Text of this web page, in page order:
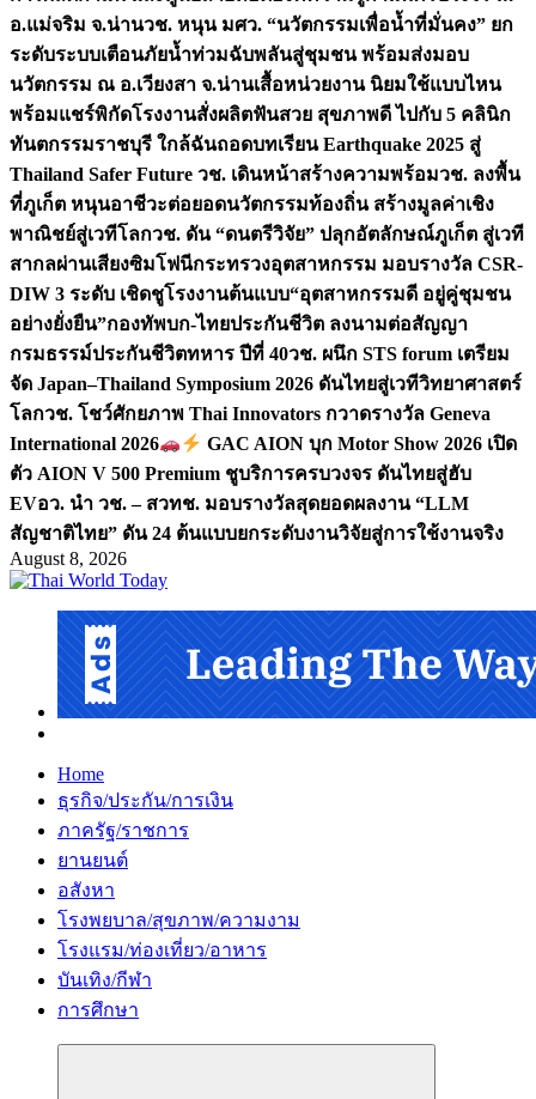
อ.แม่จริม จ.น่านวช. หนุน มศว. “นวัตกรรมเพื่อน้ำที่มั่นคง” ยก
ระดับระบบเตือนภัยน้ำท่วมฉับพลันสู่ชุมชน พร้อมส่งมอบ
นวัตกรรม ณ อ.เวียงสา จ.น่านเสื้อหน่วยงาน นิยมใช้แบบไหน
พร้อมแชร์พิกัดโรงงานสั่งผลิตฟันสวย สุขภาพดี ไปกับ 5 คลินิก
ทันตกรรมราชบุรี ใกล้ฉันถอดบทเรียน Earthquake 2025 สู่
Thailand Safer Future วช. เดินหน้าสร้างความพร้อมวช. ลงพื้น
ที่ภูเก็ต หนุนอาชีวะต่อยอดนวัตกรรมท้องถิ่น สร้างมูลค่าเชิง
พาณิชย์สู่เวทีโลกวช. ดัน “ดนตรีวิจัย” ปลุกอัตลักษณ์ภูเก็ต สู่เวที
สากลผ่านเสียงซิมโฟนีกระทรวงอุตสาหกรรม มอบรางวัล CSR-
DIW 3 ระดับ เชิดชูโรงงานต้นแบบ“อุตสาหกรรมดี อยู่คู่ชุมชน
อย่างยั่งยืน”กองทัพบก-ไทยประกันชีวิต ลงนามต่อสัญญา
กรมธรรม์ประกันชีวิตทหาร ปีที่ 40วช. ผนึก STS forum เตรียม
จัด Japan–Thailand Symposium 2026 ดันไทยสู่เวทีวิทยาศาสตร์
โลกวช. โชว์ศักยภาพ Thai Innovators กวาดรางวัล Geneva
International 2026
GAC AION บุก Motor Show 2026 เปิด
ตัว AION V 500 Premium ชูบริการครบวงจร ดันไทยสู่ฮับ
EVอว. นำ วช. – สวทช. มอบรางวัลสุดยอดผลงาน “LLM
สัญชาติไทย” ดัน 24 ต้นแบบยกระดับงานวิจัยสู่การใช้งานจริง
August 8, 2026
Home
ธุรกิจ/ประกัน/การเงิน
ภาครัฐ/ราชการ
ยานยนต์
อสังหา
โรงพยบาล/สุขภาพ/ความงาม
โรงแรม/ท่องเที่ยว/อาหาร
บันเทิง/กีฬา
การศึกษา